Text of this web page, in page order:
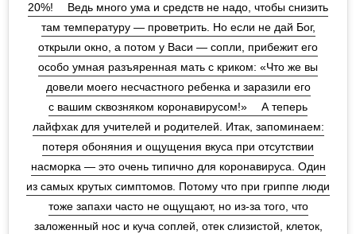
20%!⁣ ⠀⁣ Ведь много ума и средств не надо, чтобы снизить
там температуру — проветрить. Но если не дай Бог,
открыли окно, а потом у Васи — сопли, прибежит его
особо умная разъяренная мать с криком: «Что же вы
довели моего несчастного ребенка и заразили его
с вашим сквозняком коронавирусом!»⁣ ⠀⁣ А теперь
лайфхак для учителей и родителей. Итак, запоминаем:
потеря обоняния и ощущения вкуса при отсутствии
насморка — это очень типично для коронавируса. Один
из самых крутых симптомов. Потому что при гриппе люди
тоже запахи часто не ощущают, но из-за того, что
заложенный нос и куча соплей, отек слизистой, клеток,